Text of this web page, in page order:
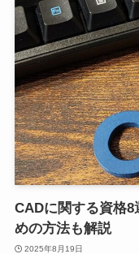
CADに関する資格
めの方法も解説
2025年8月19日